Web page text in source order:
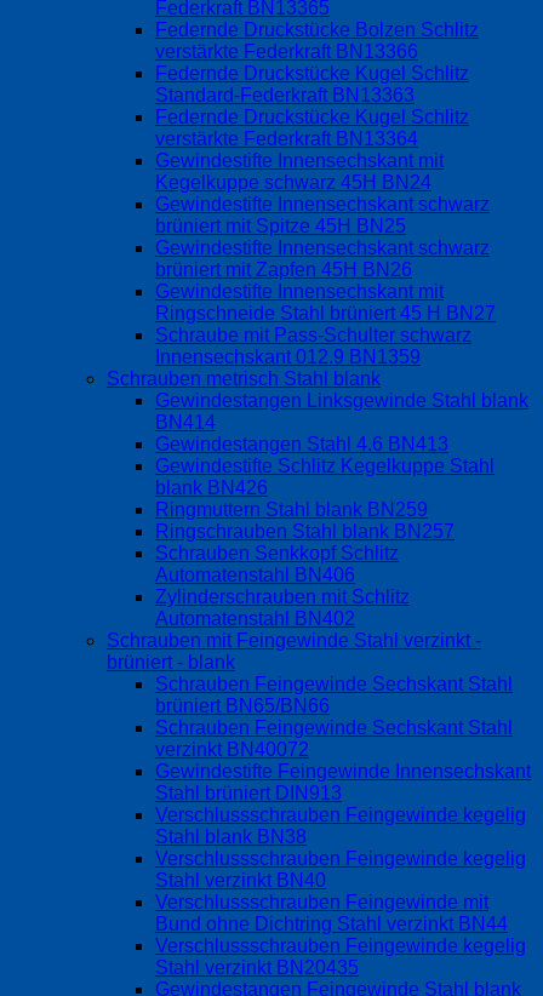
Federkraft BN13365
Federnde Druckstücke Bolzen Schlitz
verstärkte Federkraft BN13366
Federnde Druckstücke Kugel Schlitz
Standard-Federkraft BN13363
Federnde Druckstücke Kugel Schlitz
verstärkte Federkraft BN13364
Gewindestifte Innensechskant mit
Kegelkuppe schwarz 45H BN24
Gewindestifte Innensechskant schwarz
brüniert mit Spitze 45H BN25
Gewindestifte Innensechskant schwarz
brüniert mit Zapfen 45H BN26
Gewindestifte Innensechskant mit
Ringschneide Stahl brüniert 45 H BN27
Schraube mit Pass-Schulter schwarz
Innensechskant 012.9 BN1359
Schrauben metrisch Stahl blank
Gewindestangen Linksgewinde Stahl blank
BN414
Gewindestangen Stahl 4.6 BN413
Gewindestifte Schlitz Kegelkuppe Stahl
blank BN426
Ringmuttern Stahl blank BN259
Ringschrauben Stahl blank BN257
Schrauben Senkkopf Schlitz
Automatenstahl BN406
Zylinderschrauben mit Schlitz
Automatenstahl BN402
Schrauben mit Feingewinde Stahl verzinkt -
brüniert - blank
Schrauben Feingewinde Sechskant Stahl
brüniert BN65/BN66
Schrauben Feingewinde Sechskant Stahl
verzinkt BN40072
Gewindestifte Feingewinde Innensechskant
Stahl brüniert DIN913
Verschlussschrauben Feingewinde kegelig
Stahl blank BN38
Verschlussschrauben Feingewinde kegelig
Stahl verzinkt BN40
Verschlussschrauben Feingewinde mit
Bund ohne Dichtring Stahl verzinkt BN44
Verschlussschrauben Feingewinde kegelig
Stahl verzinkt BN20435
Gewindestangen Feingewinde Stahl blank